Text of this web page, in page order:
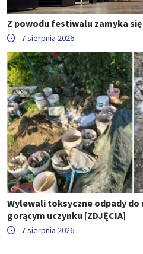
Z powodu festiwalu zamyka
7 sierpnia 2026
Wylewali toksyczne odpady do
gorącym uczynku [ZDJĘCIA]
7 sierpnia 2026